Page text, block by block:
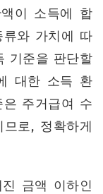
이 소득에 합
와 가치에 따
기준을 판단할
대한 소득 환
주거급여 수
로, 정확하게
금액 이하인